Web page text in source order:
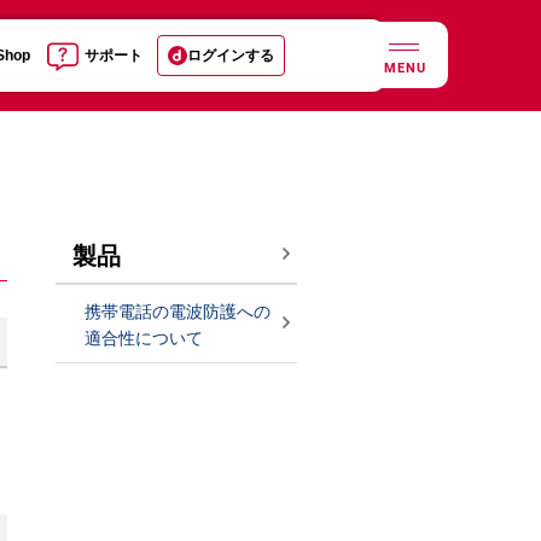
サポート ログインする
MENU
製品
携帯電話の電波防護への
適合性について